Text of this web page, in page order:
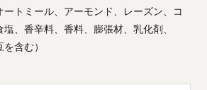
トミール、アーモンド、レーズン、コ
、香辛料、香料、膨張材、乳化剤、
含む）